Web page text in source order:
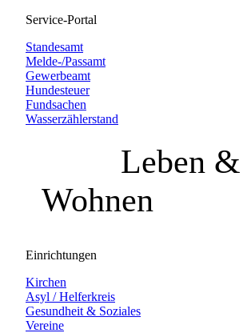
Service-Portal
Standesamt
Melde-/Passamt
Gewerbeamt
Hundesteuer
Fundsachen
Wasserzählerstand
Leben &
Wohnen
Einrichtungen
Kirchen
Asyl / Helferkreis
Gesundheit & Soziales
Vereine